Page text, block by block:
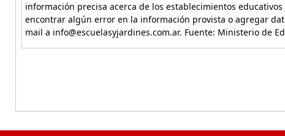
información precisa acerca de los establecimientos
encontrar algún error en la información provista o agregar
mail a info@escuelasyjardines.com.ar. Fuente: Ministerio de